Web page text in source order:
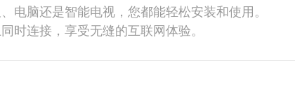
电脑还是智能电视，您都能轻松安装和使用。
时连接，享受无缝的互联网体验。